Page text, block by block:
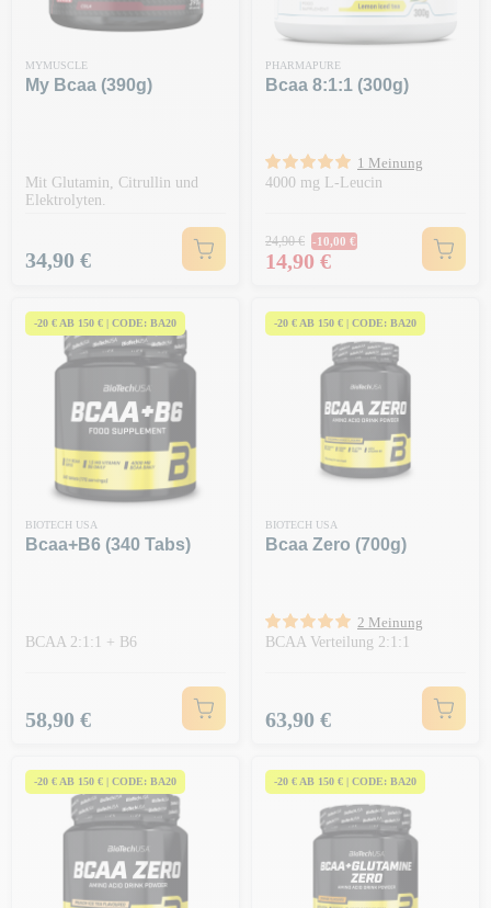
MYMUSCLE
My Bcaa (390g)
Mit Glutamin, Citrullin und
Elektrolyten.
Preis
34,90 €
PHARMAPURE
Bcaa 8:1:1 (300g)
1 Meinung
4000 mg L-Leucin
Regulärer Preis
24,90 € -10,00 €
Preis
14,90 €
-20 € AB 150 € | CODE: BA20
BIOTECH USA
Bcaa+b6 (340 Tabs)
BCAA 2:1:1 + B6
Preis
58,90 €
-20 € AB 150 € | CODE: BA20
BIOTECH USA
Bcaa Zero (700g)
2 Meinung
BCAA Verteilung 2:1:1
Preis
63,90 €
-20 € AB 150 € | CODE: BA20 -20 € AB 150 € | CODE: BA20